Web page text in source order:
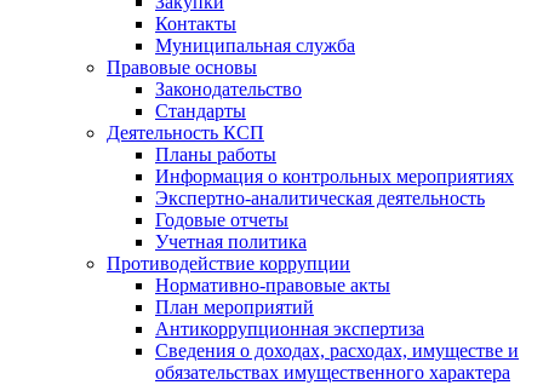
Контакты
Муниципальная служба
Правовые основы
Законодательство
Стандарты
Деятельность КСП
Планы работы
Информация о контрольных мероприятиях
Экспертно-аналитическая деятельность
Годовые отчеты
Учетная политика
Противодействие коррупции
Нормативно-правовые акты
План мероприятий
Антикоррупционная экспертиза
Сведения о доходах, расходах, имуществе и
обязательствах имущественного характера